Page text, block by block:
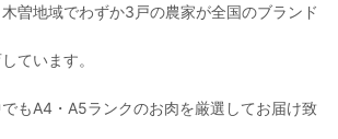
曽地域でわずか3戸の農家が全国のブランド
ています。
でもA4・A5ランクのお肉を厳選してお届け致